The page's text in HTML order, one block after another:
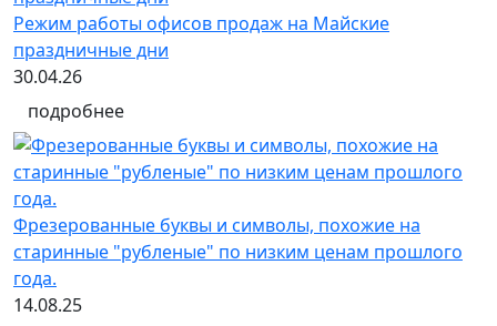
Режим работы офисов продаж на Майские
праздничные дни
30.04.26
подробнее
Фрезерованные буквы и символы, похожие на
старинные "рубленые" по низким ценам прошлого
года.
14.08.25